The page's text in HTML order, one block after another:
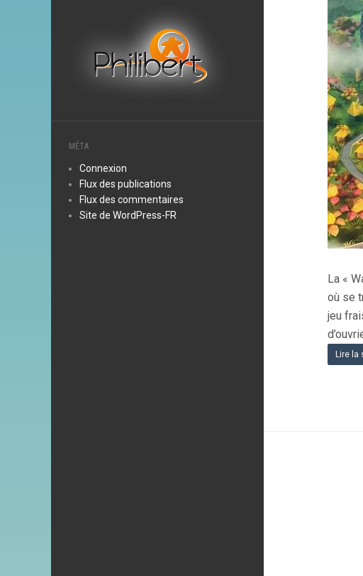
MÉTA
Connexion
Flux des publications
Flux des commentaires
Site de WordPress-FR
La «
où se
jeu
Lire la